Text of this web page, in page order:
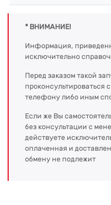
* ВНИМАНИЕ!
Информация,
исключительно
Перед заказом такой
телефону либо иным
Если же Вы
без консультации с
действуете
оплаченная и
обмену не подлежит